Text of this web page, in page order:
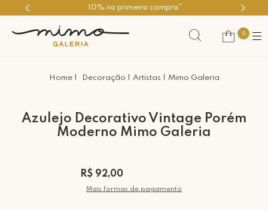
10% na primeira compra*
0
Decoração Artistas Mimo Galeria
Azulejo Decorativo Vintage Porém
Moderno Mimo Galeria
R$ 92,00
Mais formas de pagamento